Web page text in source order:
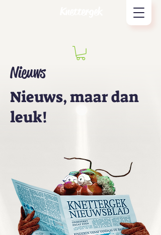
Nieuws
Nieuws, maar dan
leuk!